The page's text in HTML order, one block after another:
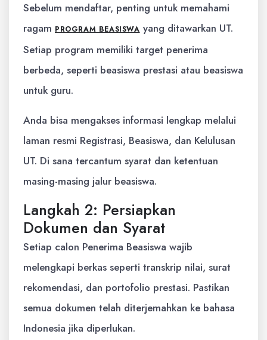
Sebelum mendaftar, penting untuk memahami
ragam PROGRAM BEASISWA yang ditawarkan UT.
Setiap program memiliki target penerima
berbeda, seperti beasiswa prestasi atau beasiswa
untuk guru.
Anda bisa mengakses informasi lengkap melalui
laman resmi Registrasi, Beasiswa, dan Kelulusan
UT. Di sana tercantum syarat dan ketentuan
masing-masing jalur beasiswa.
Langkah 2: Persiapkan
Dokumen dan Syarat
Setiap calon Penerima Beasiswa wajib
melengkapi berkas seperti transkrip nilai, surat
rekomendasi, dan portofolio prestasi. Pastikan
semua dokumen telah diterjemahkan ke bahasa
Indonesia jika diperlukan.